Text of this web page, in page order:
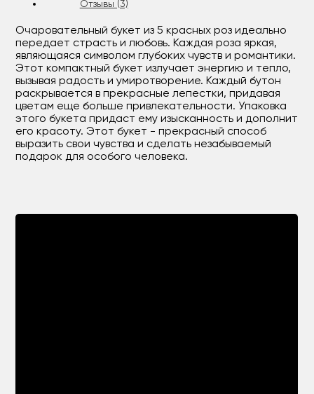
Отзывы (3)
Очаровательный букет из 5 красных роз идеально
передает страсть и любовь. Каждая роза яркая,
являющаяся символом глубоких чувств и романтики.
Этот компактный букет излучает энергию и тепло,
вызывая радость и умиротворение. Каждый бутон
раскрывается в прекрасные лепестки, придавая
цветам еще больше привлекательности. Упаковка
этого букета придаст ему изысканность и дополнит
его красоту. Этот букет - прекрасный способ
выразить свои чувства и сделать незабываемый
подарок для особого человека.